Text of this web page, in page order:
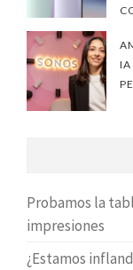
IA
Probamos la
impresiones
¿Estamos